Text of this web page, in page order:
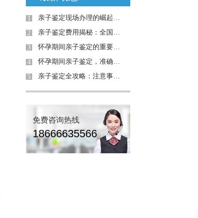
1 亲子鉴定现场办理的崛起：为何需求日益增加？
2 亲子鉴定费用揭秘：全国是否统费用
3 怀孕期间亲子鉴定的重要性与解决的问题
4 怀孕期间亲子鉴定，准确率高吗？详解案例与真相
5 亲子鉴定全攻略：注意事项与真实案例解析
免费咨询热线
18666635566